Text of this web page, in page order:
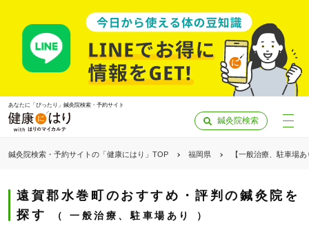
あなたに「ぴったり」鍼灸院検索・予約サイト
鍼灸院検索
鍼灸院検索・予約サイトの「健康にはり」TOP 福岡県 【一般治療、駐車場
遠賀郡水巻町のおすすめ・評判の鍼灸院を
探す
一般治療、駐車場あり